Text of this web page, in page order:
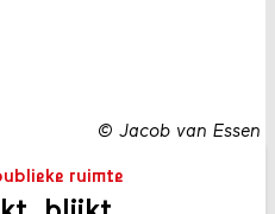
© Jacob van Essen
ruimte